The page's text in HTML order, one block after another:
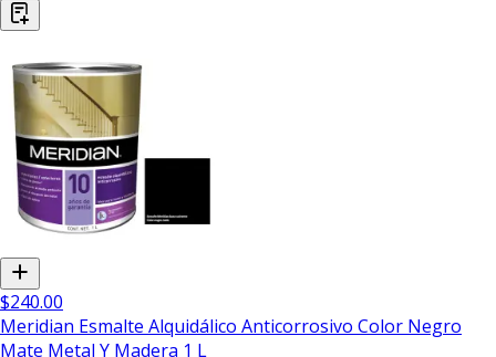
$240.00
Meridian Esmalte Alquidálico Anticorrosivo Color Negro
Mate Metal Y Madera 1 L